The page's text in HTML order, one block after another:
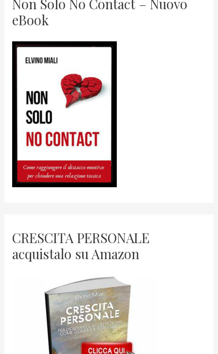
Non Solo No Contact – Nuovo
eBook
CRESCITA PERSONALE
acquistalo su Amazon